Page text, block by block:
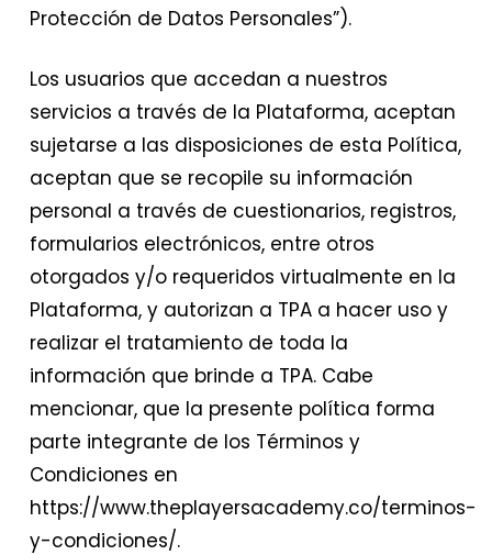
Protección de Datos Personales”).
Los usuarios que accedan a nuestros
servicios a través de la Plataforma, aceptan
sujetarse a las disposiciones de esta Política,
aceptan que se recopile su información
personal a través de cuestionarios, registros,
formularios electrónicos, entre otros
otorgados y/o requeridos virtualmente en la
Plataforma, y autorizan a TPA a hacer uso y
realizar el tratamiento de toda la
información que brinde a TPA. Cabe
mencionar, que la presente política forma
parte integrante de los Términos y
Condiciones en
https://www.theplayersacademy.co/terminos-
y-condiciones/.